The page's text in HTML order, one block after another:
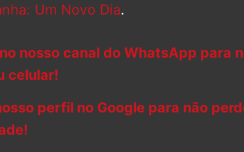
Um Novo Dia.
nosso canal do WhatsApp para
celular!
perfil no Google para não